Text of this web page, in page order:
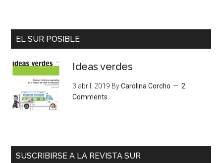
EL SUR POSIBLE
Ideas verdes
3 abril, 2019 ByCarolina Corcho
2
Comments
SUSCRIBIRSE A LA REVISTA SUR